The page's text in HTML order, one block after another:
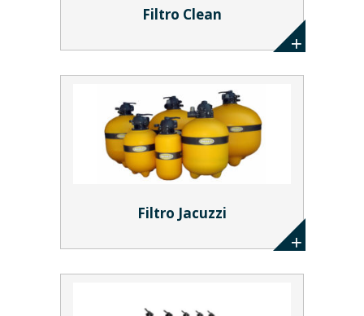
Filtro Clean
Filtro Jacuzzi